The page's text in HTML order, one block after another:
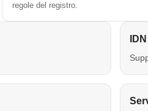
regole del registro.
IDN